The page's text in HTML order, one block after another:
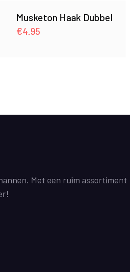
Musketon Haak Dubbel
€4.95
Met een ruim assortiment